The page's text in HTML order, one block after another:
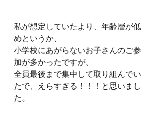
私が想定していたより、年齢層が低
めというか、
小学校にあがらないお子さんのご参
加が多かったですが、
全員最後まで集中して取り組んでい
たで、えらすぎる！！！と思いまし
た。